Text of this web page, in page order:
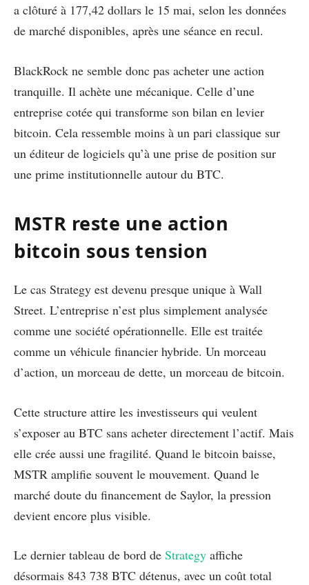
a clôturé à 177,42 dollars le 15 mai, selon les données
de marché disponibles, après une séance en recul.
BlackRock ne semble donc pas acheter une action
tranquille. Il achète une mécanique. Celle d’une
entreprise cotée qui transforme son bilan en levier
bitcoin. Cela ressemble moins à un pari classique sur
un éditeur de logiciels qu’à une prise de position sur
une prime institutionnelle autour du BTC.
MSTR reste une action
bitcoin sous tension
Le cas Strategy est devenu presque unique à Wall
Street. L’entreprise n’est plus simplement analysée
comme une société opérationnelle. Elle est traitée
comme un véhicule financier hybride. Un morceau
d’action, un morceau de dette, un morceau de bitcoin.
Cette structure attire les investisseurs qui veulent
s’exposer au BTC sans acheter directement l’actif. Mais
elle crée aussi une fragilité. Quand le bitcoin baisse,
MSTR amplifie souvent le mouvement. Quand le
marché doute du financement de Saylor, la pression
devient encore plus visible.
Le dernier tableau de bord de Strategy affiche
désormais 843 738 BTC détenus, avec un coût total